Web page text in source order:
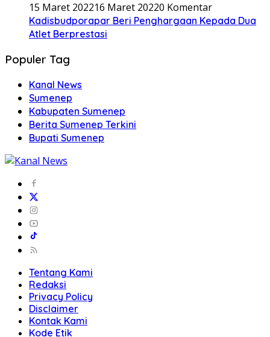
15 Maret 202216 Maret 20220 Komentar
Kadisbudporapar Beri Penghargaan Kepada Dua
Atlet Berprestasi
Populer Tag
Kanal News
Sumenep
Kabupaten Sumenep
Berita Sumenep Terkini
Bupati Sumenep
Tentang Kami
Redaksi
Privacy Policy
Disclaimer
Kontak Kami
Kode Etik